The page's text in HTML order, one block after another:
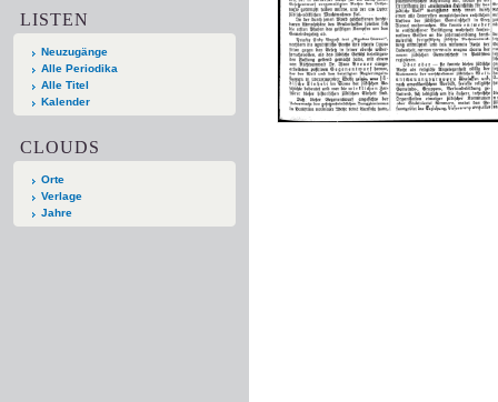
LISTEN
Neuzugänge
Alle Periodika
Alle Titel
Kalender
CLOUDS
Orte
Verlage
Jahre